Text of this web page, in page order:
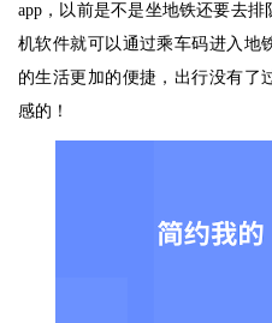
app，以前是不是坐地铁还要去
机软件就可以通过乘车码进入地
的生活更加的便捷，出行没有了
感的！